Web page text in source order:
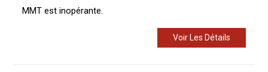
MMT est inopérante.
Voir Les Détails